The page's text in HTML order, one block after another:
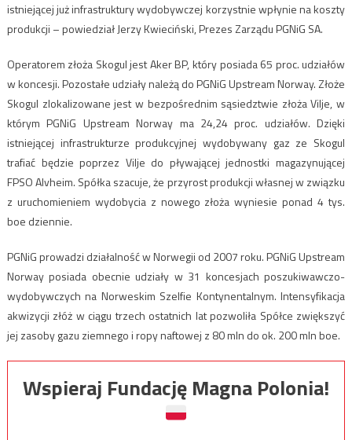
istniejącej już infrastruktury wydobywczej korzystnie wpłynie na koszty
produkcji – powiedział Jerzy Kwieciński, Prezes Zarządu PGNiG SA.
Operatorem złoża Skogul jest Aker BP, który posiada 65 proc. udziałów
w koncesji. Pozostałe udziały należą do PGNiG Upstream Norway. Złoże
Skogul zlokalizowane jest w bezpośrednim sąsiedztwie złoża Vilje, w
którym PGNiG Upstream Norway ma 24,24 proc. udziałów. Dzięki
istniejącej infrastrukturze produkcyjnej wydobywany gaz ze Skogul
trafiać będzie poprzez Vilje do pływającej jednostki magazynującej
FPSO Alvheim. Spółka szacuje, że przyrost produkcji własnej w związku
z uruchomieniem wydobycia z nowego złoża wyniesie ponad 4 tys.
boe dziennie.
PGNiG prowadzi działalność w Norwegii od 2007 roku. PGNiG Upstream
Norway posiada obecnie udziały w 31 koncesjach poszukiwawczo-
wydobywczych na Norweskim Szelfie Kontynentalnym. Intensyfikacja
akwizycji złóż w ciągu trzech ostatnich lat pozwoliła Spółce zwiększyć
jej zasoby gazu ziemnego i ropy naftowej z 80 mln do ok. 200 mln boe.
Wspieraj Fundację Magna Polonia!